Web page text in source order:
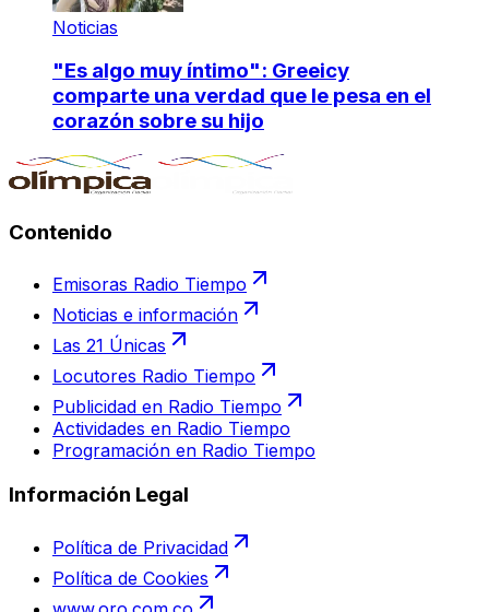
Noticias
"Es algo muy íntimo": Greeicy
comparte una verdad que le pesa en el
corazón sobre su hijo
Contenido
Emisoras Radio Tiempo
Noticias e información
Las 21 Únicas
Locutores Radio Tiempo
Publicidad en Radio Tiempo
Actividades en Radio Tiempo
Programación en Radio Tiempo
Información Legal
Política de Privacidad
Política de Cookies